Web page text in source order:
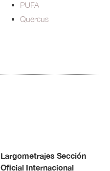
PUFA
Quercus
Largometrajes Sección
Oficial Internacional